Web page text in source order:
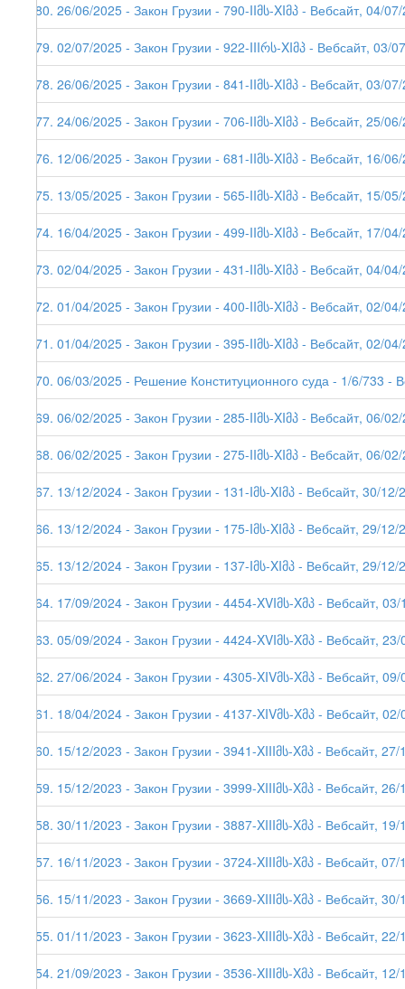
280. 26/06/2025 - Закон Грузии - 790-IIმს-XIმპ - Вебсайт, 04/
279. 02/07/2025 - Закон Грузии - 922-IIIრს-XIმპ - Вебсайт, 03/
278. 26/06/2025 - Закон Грузии - 841-IIმს-XIმპ - Вебсайт, 03/
277. 24/06/2025 - Закон Грузии - 706-IIმს-XIმპ - Вебсайт, 25/
276. 12/06/2025 - Закон Грузии - 681-IIმს-XIმპ - Вебсайт, 16/
275. 13/05/2025 - Закон Грузии - 565-IIმს-XIმპ - Вебсайт, 15/
274. 16/04/2025 - Закон Грузии - 499-IIმს-XIმპ - Вебсайт, 17/
273. 02/04/2025 - Закон Грузии - 431-IIმს-XIმპ - Вебсайт, 04/
272. 01/04/2025 - Закон Грузии - 400-IIმს-XIმპ - Вебсайт, 02/
271. 01/04/2025 - Закон Грузии - 395-IIმს-XIმპ - Вебсайт, 02/
270. 06/03/2025 - Решение Конституционного суда - 1/6/733 -
269. 06/02/2025 - Закон Грузии - 285-IIმს-XIმპ - Вебсайт, 06/
268. 06/02/2025 - Закон Грузии - 275-IIმს-XIმპ - Вебсайт, 06/
267. 13/12/2024 - Закон Грузии - 131-Iმს-XIმპ - Вебсайт, 30/12/
266. 13/12/2024 - Закон Грузии - 175-Iმს-XIმპ - Вебсайт, 29/12/
265. 13/12/2024 - Закон Грузии - 137-Iმს-XIმპ - Вебсайт, 29/12/
264. 17/09/2024 - Закон Грузии - 4454-XVIმს-Xმპ - Вебсайт,
263. 05/09/2024 - Закон Грузии - 4424-XVIმს-Xმპ - Вебсайт,
262. 27/06/2024 - Закон Грузии - 4305-XIVმს-Xმპ - Вебсайт,
261. 18/04/2024 - Закон Грузии - 4137-XIVმს-Xმპ - Вебсайт,
260. 15/12/2023 - Закон Грузии - 3941-XIIIმს-Xმპ - Вебсайт,
259. 15/12/2023 - Закон Грузии - 3999-XIIIმს-Xმპ - Вебсайт,
258. 30/11/2023 - Закон Грузии - 3887-XIIIმს-Xმპ - Вебсайт,
257. 16/11/2023 - Закон Грузии - 3724-XIIIმს-Xმპ - Вебсайт,
256. 15/11/2023 - Закон Грузии - 3669-XIIIმს-Xმპ - Вебсайт,
255. 01/11/2023 - Закон Грузии - 3623-XIIIმს-Xმპ - Вебсайт,
254. 21/09/2023 - Закон Грузии - 3536-XIIIმს-Xმპ - Вебсайт,